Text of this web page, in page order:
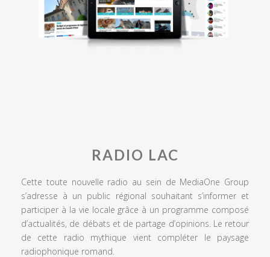
RADIO LAC
Cette toute nouvelle radio au sein de MediaOne Group
s’adresse à un public régional souhaitant s’informer et
participer à la vie locale grâce à un programme composé
d’actualités, de débats et de partage d’opinions. Le retour
de cette radio mythique vient compléter le paysage
radiophonique romand.